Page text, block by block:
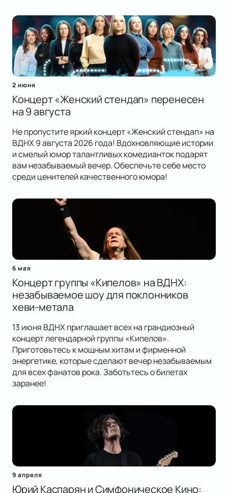
2 июня
Концерт «Женский стендап» перенесен
на 9 августа
Не пропустите яркий концерт «Женский стендап» на
ВДНХ 9 августа 2026 года! Вдохновляющие истории
и смелый юмор талантливых комедианток подарят
вам незабываемый вечер. Обеспечьте себе место
среди ценителей качественного юмора!
6 мая
Концерт группы «Кипелов» на ВДНХ:
незабываемое шоу для поклонников
хеви-метала
13 июня ВДНХ приглашает всех на грандиозный
концерт легендарной группы «Кипелов».
Приготовьтесь к мощным хитам и фирменной
энергетике, которые сделают вечер незабываемым
для всех фанатов рока. Заботьтесь о билетах
заранее!
9 апреля
Юрий Каспарян и Симфоническое Кино: